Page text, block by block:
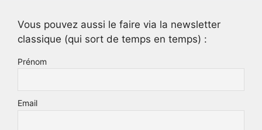
Vous pouvez aussi le faire via la newsletter
classique (qui sort de temps en temps) :
Prénom
Email